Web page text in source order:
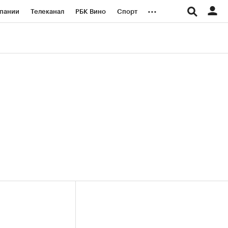
Телеканал РБК Вино Спорт ...